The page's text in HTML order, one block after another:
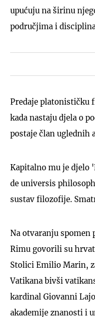
upućuju na širinu
područjima i
Predaje platonističku
kada nastaju djela o
postaje član uglednih
Kapitalno mu je djelo
de universis
sustav filozofije.
Na otvaranju spomen
Rimu govorili su
Stolici Emilio Marin,
Vatikana bivši
kardinal Giovanni
akademije znanosti i